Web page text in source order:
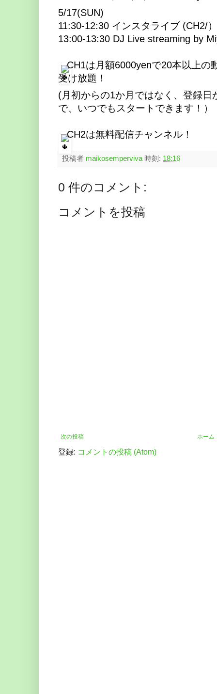
5/17(SUN)
11:30-12:30 インスタライブ (CH2/）
13:00-13:30 DJ Live streaming by
CH1は月額6000yenで20本以上の
受け放題！
(月初からの1か月ではなく、登録
で、いつでもスタートできます！）
CH2は無料配信チャンネル！
投稿者 maikosemperviva 時刻: 18:16
0 件のコメント:
コメントを投稿
次の投稿 ホーム
登録: コメントの投稿 (Atom)